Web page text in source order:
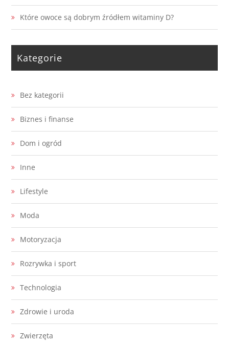
Które owoce są dobrym źródłem witaminy D?
Kategorie
Bez kategorii
Biznes i finanse
Dom i ogród
Inne
Lifestyle
Moda
Motoryzacja
Rozrywka i sport
Technologia
Zdrowie i uroda
Zwierzęta